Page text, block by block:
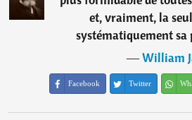
et, vraiment, la
systématiquement sa
―William
Facebook Twitter